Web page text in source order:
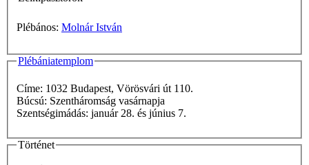
Plébános: Molnár István
Plébániatemplom
Címe: 1032 Budapest, Vörösvári út 110.
Búcsú: Szentháromság vasárnapja
Szentségimádás: január 28. és június 7.
Történet